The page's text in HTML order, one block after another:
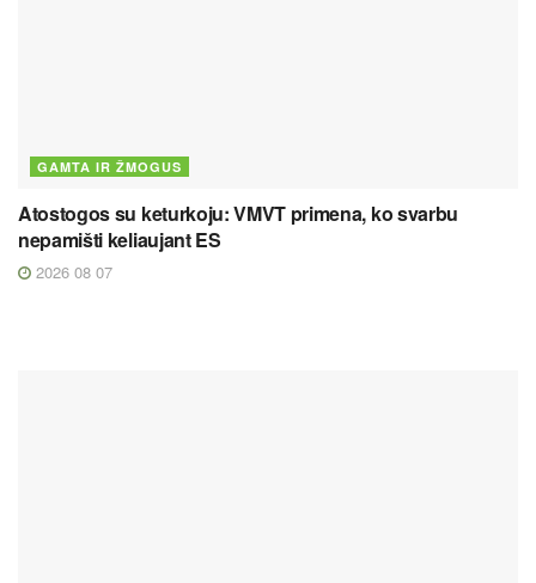
GAMTA IR ŽMOGUS
Atostogos su keturkoju: VMVT primena, ko svarbu
nepamišti keliaujant ES
2026 08 07